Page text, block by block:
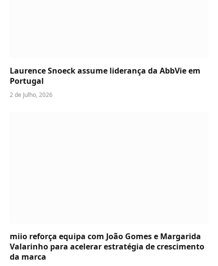
Laurence Snoeck assume liderança da AbbVie em
Portugal
2 de Julho, 2026
miio reforça equipa com João Gomes e Margarida
Valarinho para acelerar estratégia de crescimento
da marca